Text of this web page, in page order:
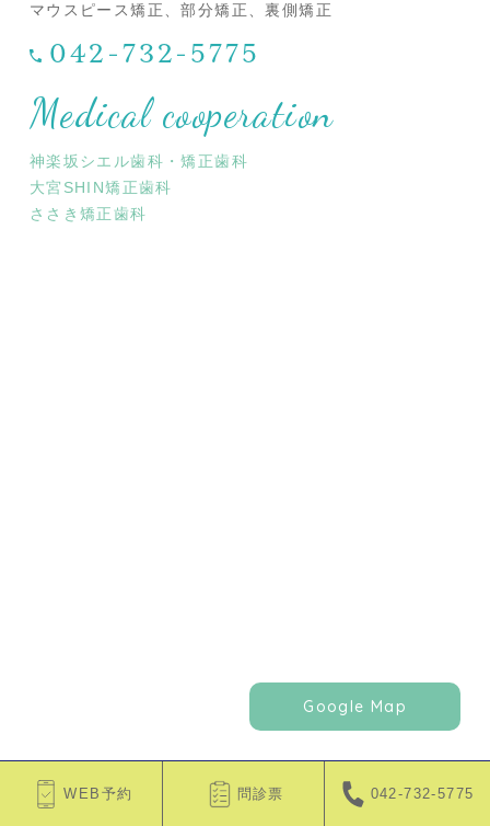
WEB予約 問診票 042-732-5775
マウスピース矯正、部分矯正、裏側矯正
042-732-5775
Medical cooperation
神楽坂シエル歯科・矯正歯科
大宮SHIN矯正歯科
ささき矯正歯科
Google Map